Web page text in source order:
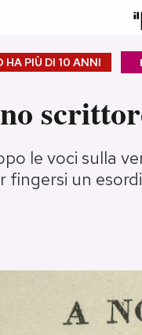
HA PIÙ DI 10 ANNI
le voci sulla
fingersi un